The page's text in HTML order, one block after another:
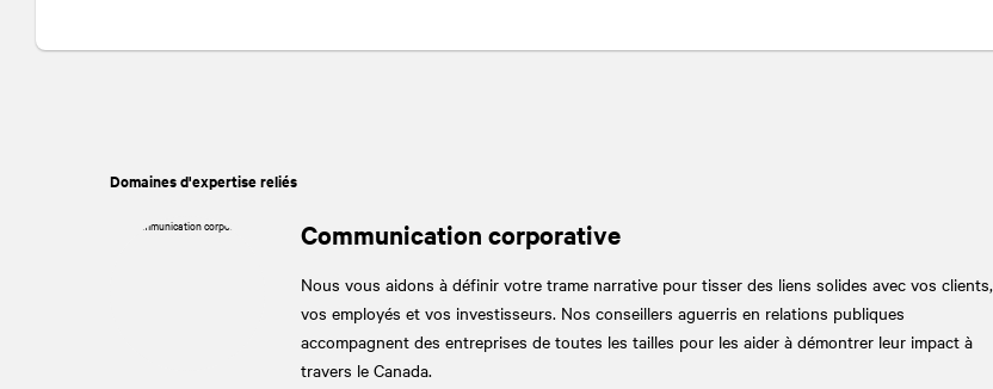
Domaines d'expertise reliés
Communication corporative
Nous vous aidons à définir votre trame narrative pour tisser des liens solides avec vos clients,
vos employés et vos investisseurs. Nos conseillers aguerris en relations publiques
accompagnent des entreprises de toutes les tailles pour les aider à démontrer leur impact à
travers le Canada.